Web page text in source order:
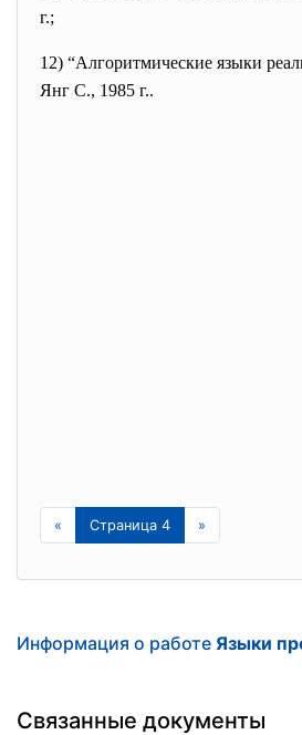
г.;
12) “Алгоритмические языки
Янг С., 1985 г..
« Страница 4 »
Информация о работе Языки
Связанные документы